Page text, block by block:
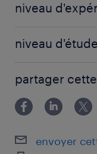
niveau
niveau d'étude
partager
envoyer